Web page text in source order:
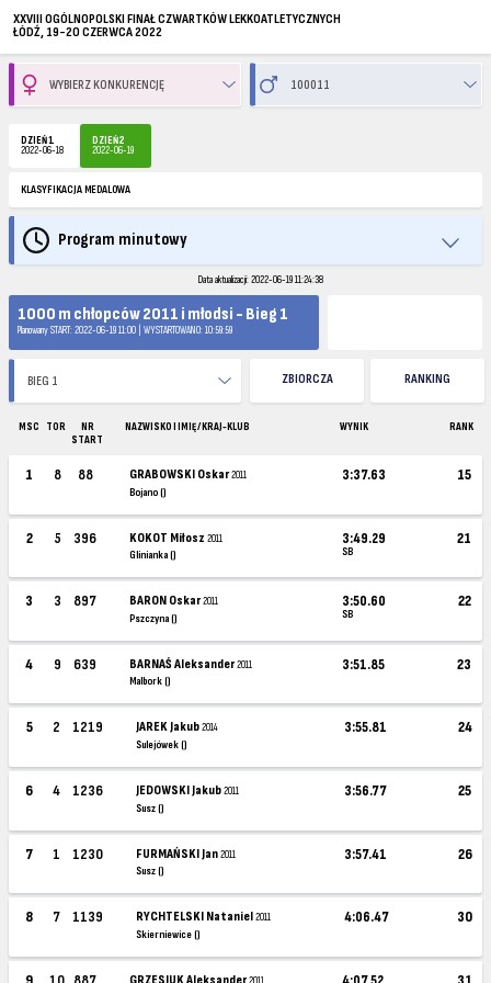
XXVIII OGÓLNOPOLSKI FINAŁ CZWARTKÓW LEKKOATLETYCZNYCH
ŁÓDŹ, 19-20 CZERWCA 2022
DZIEŃ 1
2022-06-18
DZIEŃ 2
2022-06-19
KLASYFIKACJA MEDALOWA
Program minutowy
Data aktualizacji: 2022-06-19 11:24:38
1000 m chłopców 2011 i młodsi - Bieg 1
Planowany START: 2022-06-19 11:00 | WYSTARTOWANO: 10:59:59
ZBIORCZA RANKING
MSC TOR
NR
START
NAZWISKO I IMIĘ / KRAJ-KLUB WYNIK RANK
1 8 88 GRABOWSKI Oskar2011
Bojano ()
3:37.63 15
2 5 396 KOKOT Miłosz2011
Glinianka ()
3:49.29
SB
21
3 3 897 BARON Oskar2011
Pszczyna ()
3:50.60
SB
22
4 9 639 BARNAŚ Aleksander2011
Malbork ()
3:51.85 23
5 2 1219 JAREK Jakub2014
Sulejówek ()
3:55.81 24
6 4 1236 JEDOWSKI Jakub2011
Susz ()
3:56.77 25
7 1 1230 FURMAŃSKI Jan2011
Susz ()
3:57.41 26
8 7 1139 RYCHTELSKI Nataniel2011
Skierniewice ()
4:06.47 30